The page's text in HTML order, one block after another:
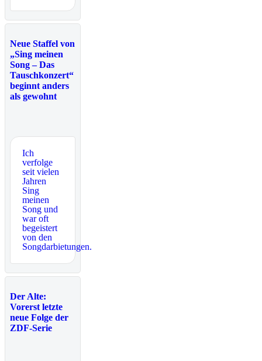
Neue Staffel von
„Sing meinen
Song – Das
Tauschkonzert“
beginnt anders
als gewohnt
Ich
verfolge
seit vielen
Jahren
Sing
meinen
Song und
war oft
begeistert
von den
Songdarbietungen.
Der Alte:
Vorerst letzte
neue Folge der
ZDF-Serie